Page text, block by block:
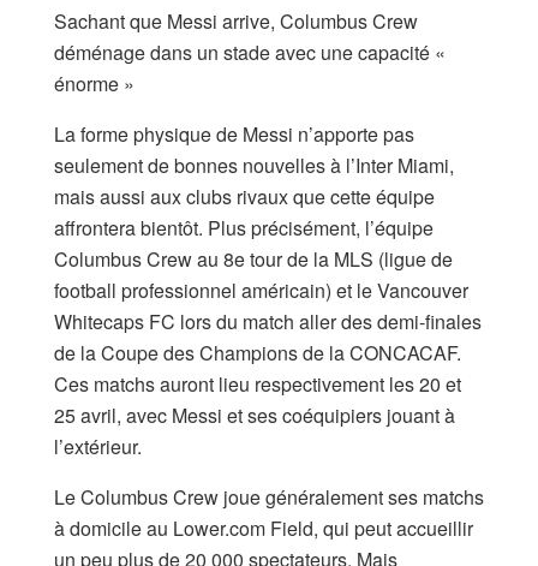
Sachant que Messi arrive, Columbus Crew
déménage dans un stade avec une capacité «
énorme »
La forme physique de Messi n’apporte pas
seulement de bonnes nouvelles à l’Inter Miami,
mais aussi aux clubs rivaux que cette équipe
affrontera bientôt. Plus précisément, l’équipe
Columbus Crew au 8e tour de la MLS (ligue de
football professionnel américain) et le Vancouver
Whitecaps FC lors du match aller des demi-finales
de la Coupe des Champions de la CONCACAF.
Ces matchs auront lieu respectivement les 20 et
25 avril, avec Messi et ses coéquipiers jouant à
l’extérieur.
Le Columbus Crew joue généralement ses matchs
à domicile au Lower.com Field, qui peut accueillir
un peu plus de 20 000 spectateurs. Mais